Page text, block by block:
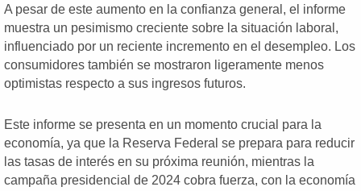
A pesar de este aumento en la confianza general, el informe
muestra un pesimismo creciente sobre la situación laboral,
influenciado por un reciente incremento en el desempleo. Los
consumidores también se mostraron ligeramente menos
optimistas respecto a sus ingresos futuros.
Este informe se presenta en un momento crucial para la
economía, ya que la Reserva Federal se prepara para reducir
las tasas de interés en su próxima reunión, mientras la
campaña presidencial de 2024 cobra fuerza, con la economía